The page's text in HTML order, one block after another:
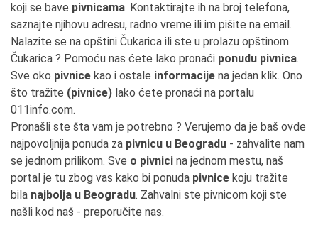
koji se bave pivnicama. Kontaktirajte ih na broj telefona,
saznajte njihovu adresu, radno vreme ili im pišite na email.
Nalazite se na opštini Čukarica ili ste u prolazu opštinom
Čukarica ? Pomoću nas ćete lako pronaći ponudu pivnica.
Sve oko pivnice kao i ostale informacije na jedan klik. Ono
što tražite (pivnice) lako ćete pronaći na portalu
011info.com.
Pronašli ste šta vam je potrebno ? Verujemo da je baš ovde
najpovoljnija ponuda za pivnicu u Beogradu - zahvalite nam
se jednom prilikom. Sve o pivnici na jednom mestu, naš
portal je tu zbog vas kako bi ponuda pivnice koju tražite
bila najbolja u Beogradu. Zahvalni ste pivnicom koji ste
našli kod naš - preporučite nas.